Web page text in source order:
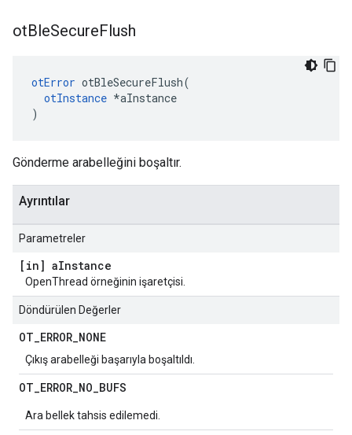
otBleSecureFlush
otError otBleSecureFlush(
otInstance *aInstance
)
Gönderme arabelleğini boşaltır.
Ayrıntılar
Parametreler
[in] aInstance
OpenThread örneğinin işaretçisi.
Döndürülen Değerler
OT_ERROR_NONE
Çıkış arabelleği başarıyla boşaltıldı.
OT_ERROR_NO_BUFS
Ara bellek tahsis edilemedi.